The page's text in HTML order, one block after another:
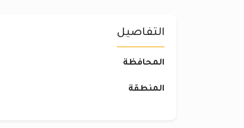
التفاصيل
المحافظة
المنطقة